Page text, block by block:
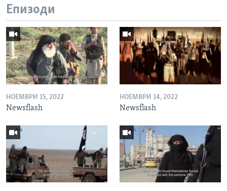
Епизоди
НОЕМВРИ 15, 2022
Newsflash
НОЕМВРИ 14, 2022
Newsflash